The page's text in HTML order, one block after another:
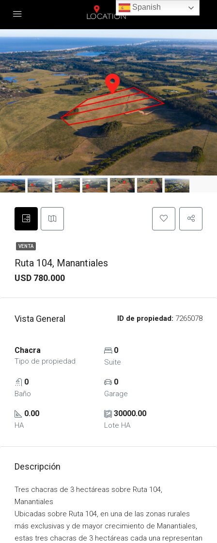
VENTA
Ruta 104, Manantiales
USD 780.000
Vista General ID de propiedad: 7265078
Chacra
Tipo de propiedad
0
Suite
0
Baño
0
Garage
0.00
HA
30000.00
Lote HA
Descripción
Tres chacras de 3 hectáreas sobre Ruta 104,
Manantiales
Ubicadas sobre Ruta 104, en una de las zonas rurales
más exclusivas y de mayor crecimiento de Manantiales,
estas tres chacras de 3 hectáreas cada una representan
Spanish